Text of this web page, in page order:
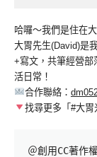
哈囉～我們是住在
大胃先生(David)是
+寫文，共筆經營部
活日常！
合作聯絡：
找尋更多「#大胃
＠創用CC著作